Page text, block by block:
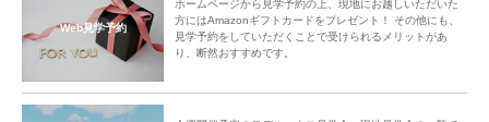
Web見学予約
ホームページから見学予約の上、現地にお越しいただいた
方にはAmazonギフトカードをプレゼント！ その他にも、
見学予約をしていただくことで受けられるメリットがあ
り、断然おすすめです。